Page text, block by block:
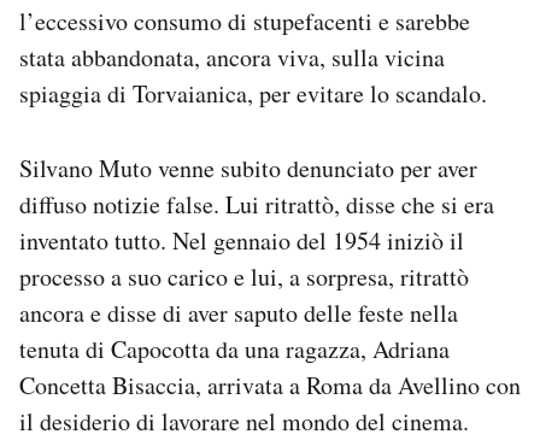
l’eccessivo consumo di stupefacenti e sarebbe
stata abbandonata, ancora viva, sulla vicina
spiaggia di Torvaianica, per evitare lo scandalo.
Silvano Muto venne subito denunciato per aver
diffuso notizie false. Lui ritrattò, disse che si era
inventato tutto. Nel gennaio del 1954 iniziò il
processo a suo carico e lui, a sorpresa, ritrattò
ancora e disse di aver saputo delle feste nella
tenuta di Capocotta da una ragazza, Adriana
Concetta Bisaccia, arrivata a Roma da Avellino con
il desiderio di lavorare nel mondo del cinema.